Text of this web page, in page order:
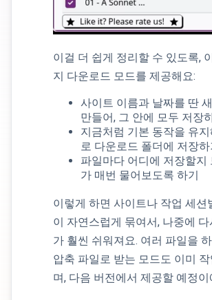
이걸 더 쉽게 정리할 수 있도록,
지 다운로드 모드를 제공해요:
사이트 이름과 날짜를 딴
만들어, 그 안에 모두 저장
지금처럼 기본 동작을 유
로 다운로드 폴더에 저장하
파일마다 어디에 저장할지
가 매번 물어보도록 하기
이렇게 하면 사이트나 작업 세션
이 자연스럽게 묶여서, 나중에 다
가 훨씬 쉬워져요. 여러 파일을
압축 파일로 받는 모드도 이미 작
며, 다음 버전에서 제공할 예정이